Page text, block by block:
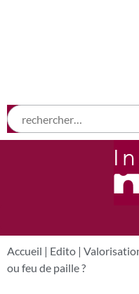
Accueil | Edito |
ou feu de paille ?